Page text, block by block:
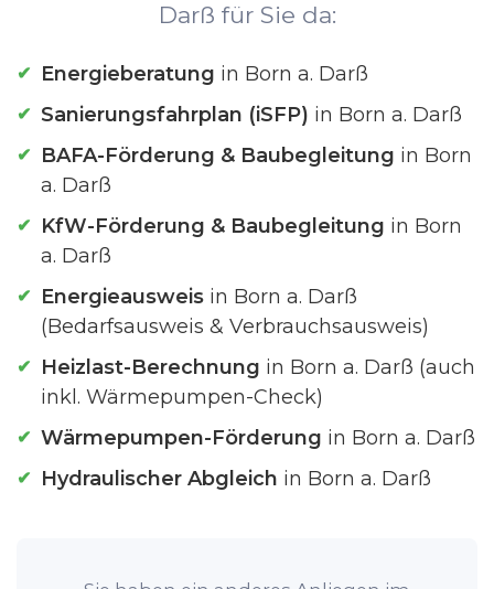
Darß für Sie da:
Energieberatung in Born a. Darß
Sanierungsfahrplan (iSFP) in Born a. Darß
BAFA-Förderung & Baubegleitung in Born
a. Darß
KfW-Förderung & Baubegleitung in Born
a. Darß
Energieausweis in Born a. Darß
(Bedarfsausweis & Verbrauchsausweis)
Heizlast-Berechnung in Born a. Darß (auch
inkl. Wärmepumpen-Check)
Wärmepumpen-Förderung in Born a. Darß
Hydraulischer Abgleich in Born a. Darß